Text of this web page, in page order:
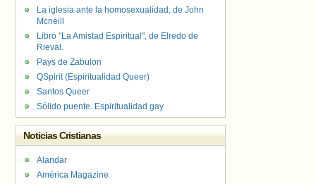
La iglesia ante la homosexualidad, de John
Mcneill
Libro "La Amistad Espiritual", de Elredo de
Rieval.
Pays de Zabulon
QSpirit (Espiritualidad Queer)
Santos Queer
Sólido puente. Espiritualidad gay
Noticias Cristianas
Alandar
América Magazine